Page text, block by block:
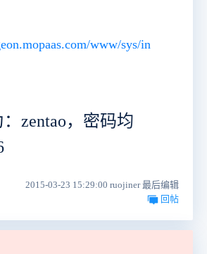
www/sys/in
zentao，密码均
2015-03-23 15:29:00 ruojiner 最后编辑
回帖